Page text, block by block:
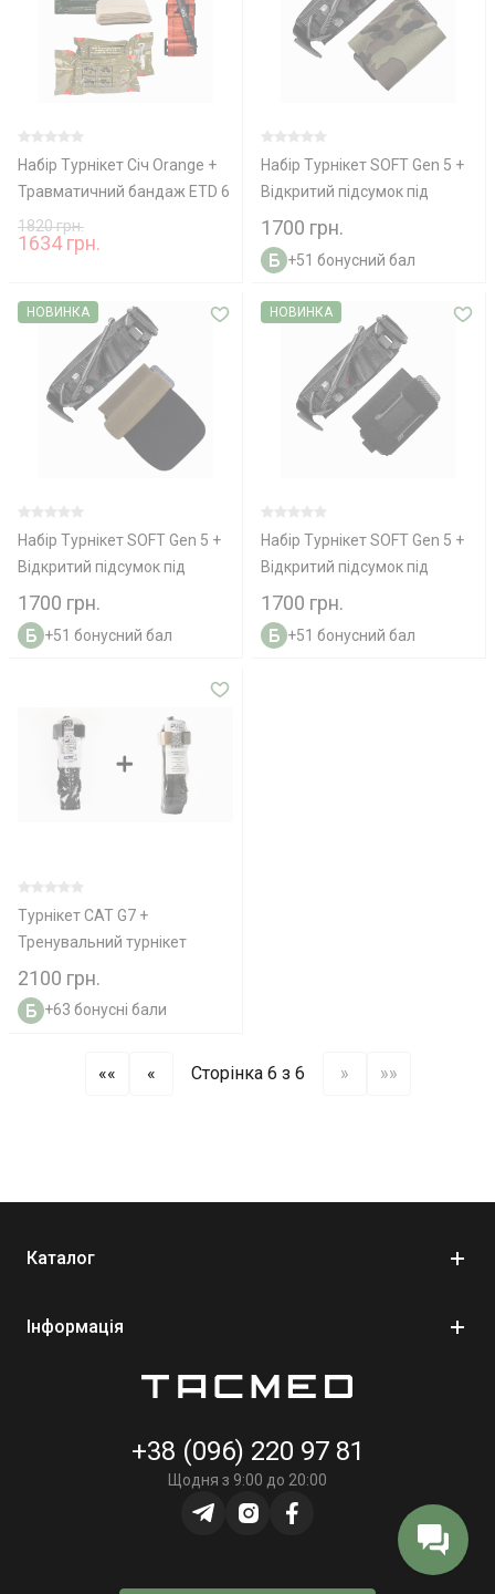
Набір Турнікет Січ Orange +
Травматичний бандаж ETD 6
+ КРОВОСПИННИЙ БИНТ
Гемостатик
1820 грн.
1634 грн.
Набір Турнікет SOFT Gen 5 +
Відкритий підсумок під
турнікет TACMED Multicam
1700 грн.
+51 бонусний бал
НОВИНКА
Набір Турнікет SOFT Gen 5 +
Відкритий підсумок під
турнікет TACMED Coyote
1700 грн.
+51 бонусний бал
НОВИНКА
Набір Турнікет SOFT Gen 5 +
Відкритий підсумок під
турнікет TACMED Black
1700 грн.
+51 бонусний бал
Турнікет CAT G7 +
Тренувальний турнікет
2100 грн.
+63 бонусні бали
«« « Сторінка 6 з 6 » »»
Каталог
Інформація
+38 (096) 220 97 81
Щодня з 9:00 до 20:00